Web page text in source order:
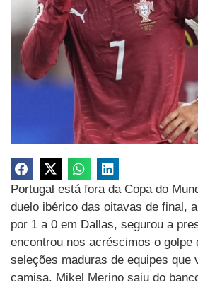
Portugal está fora da Copa do
duelo ibérico das oitavas de final,
por 1 a 0 em Dallas, segurou a
encontrou nos acréscimos o golpe
seleções maduras de equipes que
camisa. Mikel Merino saiu do